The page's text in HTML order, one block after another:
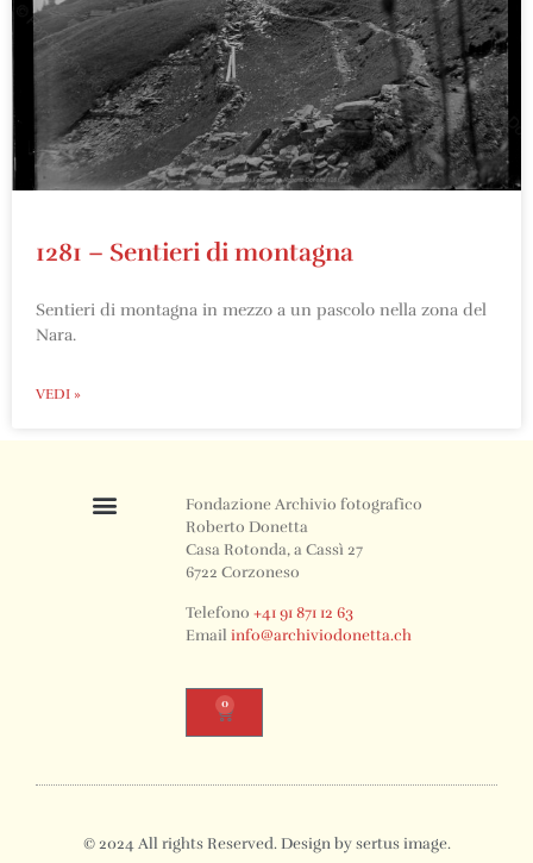
1281 – Sentieri di montagna
Sentieri di montagna in mezzo a un pascolo nella zona del
Nara.
VEDI »
Fondazione Archivio fotografico
Roberto Donetta
Casa Rotonda, a Cassì 27
6722 Corzoneso
Telefono+41 91 871 12 63
Emailinfo@archiviodonetta.ch
0
© 2024 All rights Reserved. Design by sertus image.